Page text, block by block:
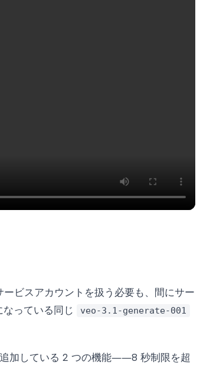
ビスアカウントを扱う必要も、間にサー
っている同じ
veo-3.1-generate-001
加している 2 つの機能――8 秒制限を超